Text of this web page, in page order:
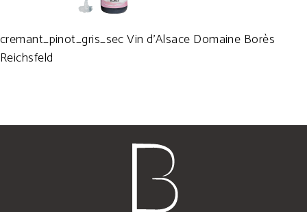
cremant_pinot_gris_sec Vin d’Alsace Domaine Borès
Reichsfeld